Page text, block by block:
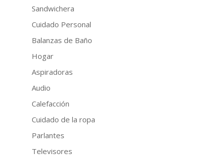
Sandwichera
Cuidado Personal
Balanzas de Baño
Hogar
Aspiradoras
Audio
Calefacción
Cuidado de la ropa
Parlantes
Televisores